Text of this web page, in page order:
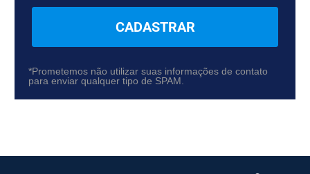
CADASTRAR
*Prometemos não utilizar suas informações de contato
para enviar qualquer tipo de SPAM.